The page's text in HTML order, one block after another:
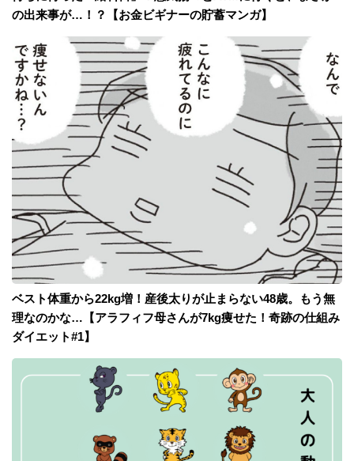
の出来事が…！？【お金ビギナーの貯蓄マンガ】
ベスト体重から22kg増！産後太りが止まらない48歳。もう無
理なのかな…【アラフィフ母さんが7kg痩せた！奇跡の仕組み
ダイエット#1】